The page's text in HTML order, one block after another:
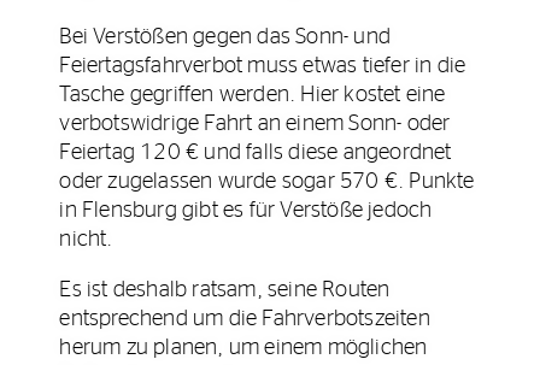
Bei Verstößen gegen das Sonn- und
Feiertagsfahrverbot muss etwas tiefer in die
Tasche gegriffen werden. Hier kostet eine
verbotswidrige Fahrt an einem Sonn- oder
Feiertag 120 € und falls diese angeordnet
oder zugelassen wurde sogar 570 €. Punkte
in Flensburg gibt es für Verstöße jedoch
nicht.
Es ist deshalb ratsam, seine Routen
entsprechend um die Fahrverbotszeiten
herum zu planen, um einem möglichen